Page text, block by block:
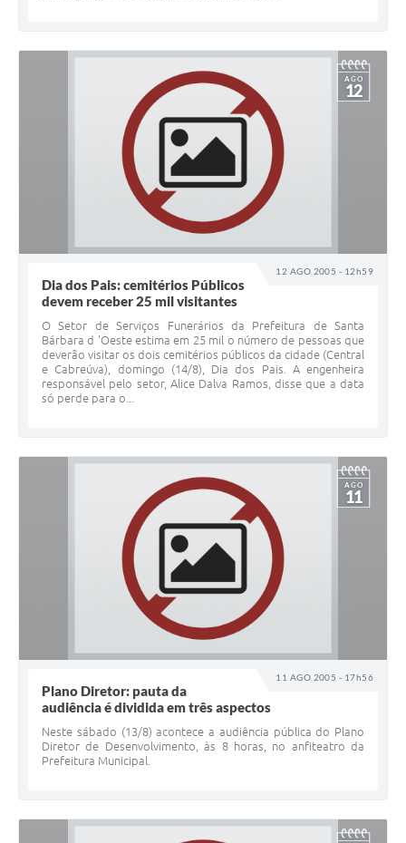
12 AGO 2005 - 12h59
AGO
12
Dia dos Pais: cemitérios Públicos
devem receber 25 mil visitantes
O Setor de Serviços Funerários da Prefeitura de Santa
Bárbara d 'Oeste estima em 25 mil o número de pessoas que
deverão visitar os dois cemitérios públicos da cidade (Central
e Cabreúva), domingo (14/8), Dia dos Pais. A engenheira
responsável pelo setor, Alice Dalva Ramos, disse que a data
só perde para o...
11 AGO 2005 - 17h56
AGO
11
Plano Diretor: pauta da
audiência é dividida em três aspectos
Neste sábado (13/8) acontece a audiência pública do Plano
Diretor de Desenvolvimento, às 8 horas, no anfiteatro da
Prefeitura Municipal.